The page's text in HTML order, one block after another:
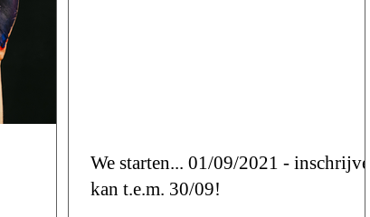
We starten... 01/09/2021 - inschrijven
kan t.e.m. 30/09!